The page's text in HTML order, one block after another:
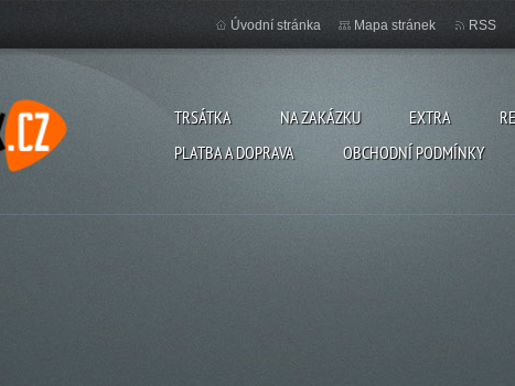
TRSÁTKA NA ZAKÁZKU EXTRA
PLATBA A DOPRAVA
OBCHODNÍ PODMÍNKY
Úvodní stránka Mapa stránek RSS